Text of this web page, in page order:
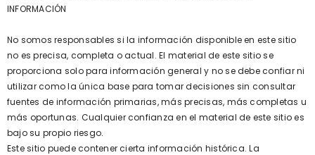
INFORMACIÓN
No somos responsables si la información disponible en este sitio
no es precisa, completa o actual. El material de este sitio se
proporciona solo para información general y no se debe confiar ni
utilizar como la única base para tomar decisiones sin consultar
fuentes de información primarias, más precisas, más completas u
más oportunas. Cualquier confianza en el material de este sitio es
bajo su propio riesgo.
Este sitio puede contener cierta información histórica. La